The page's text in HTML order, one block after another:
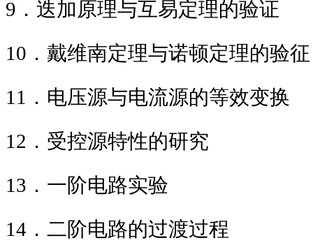
9 ．迭加原理与互易定理
10 ．戴维南定理与诺顿定
11 ．电压源与电流源的
12 ．受控源特性
13 ．一阶电路
14 ．二阶电路的过渡过程